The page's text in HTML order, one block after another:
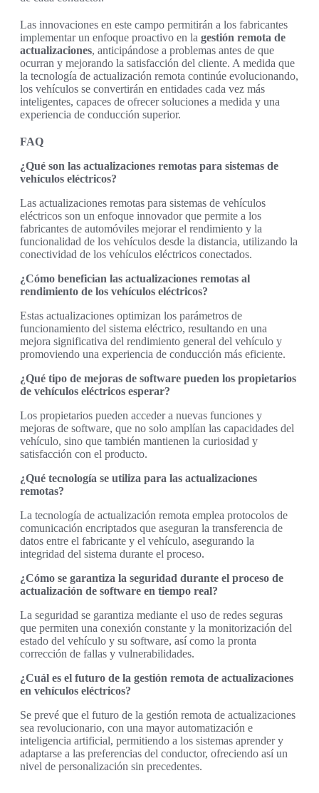
Las innovaciones en este campo permitirán a los fabricantes
implementar un enfoque proactivo en la gestión remota de
actualizaciones, anticipándose a problemas antes de que
ocurran y mejorando la satisfacción del cliente. A medida que
la tecnología de actualización remota continúe evolucionando,
los vehículos se convertirán en entidades cada vez más
inteligentes, capaces de ofrecer soluciones a medida y una
experiencia de conducción superior.
FAQ
¿Qué son las actualizaciones remotas para sistemas de
vehículos eléctricos?
Las actualizaciones remotas para sistemas de vehículos
eléctricos son un enfoque innovador que permite a los
fabricantes de automóviles mejorar el rendimiento y la
funcionalidad de los vehículos desde la distancia, utilizando la
conectividad de los vehículos eléctricos conectados.
¿Cómo benefician las actualizaciones remotas al
rendimiento de los vehículos eléctricos?
Estas actualizaciones optimizan los parámetros de
funcionamiento del sistema eléctrico, resultando en una
mejora significativa del rendimiento general del vehículo y
promoviendo una experiencia de conducción más eficiente.
¿Qué tipo de mejoras de software pueden los propietarios
de vehículos eléctricos esperar?
Los propietarios pueden acceder a nuevas funciones y
mejoras de software, que no solo amplían las capacidades del
vehículo, sino que también mantienen la curiosidad y
satisfacción con el producto.
¿Qué tecnología se utiliza para las actualizaciones
remotas?
La tecnología de actualización remota emplea protocolos de
comunicación encriptados que aseguran la transferencia de
datos entre el fabricante y el vehículo, asegurando la
integridad del sistema durante el proceso.
¿Cómo se garantiza la seguridad durante el proceso de
actualización de software en tiempo real?
La seguridad se garantiza mediante el uso de redes seguras
que permiten una conexión constante y la monitorización del
estado del vehículo y su software, así como la pronta
corrección de fallas y vulnerabilidades.
¿Cuál es el futuro de la gestión remota de actualizaciones
en vehículos eléctricos?
Se prevé que el futuro de la gestión remota de actualizaciones
sea revolucionario, con una mayor automatización e
inteligencia artificial, permitiendo a los sistemas aprender y
adaptarse a las preferencias del conductor, ofreciendo así un
nivel de personalización sin precedentes.